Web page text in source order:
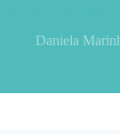
Daniela